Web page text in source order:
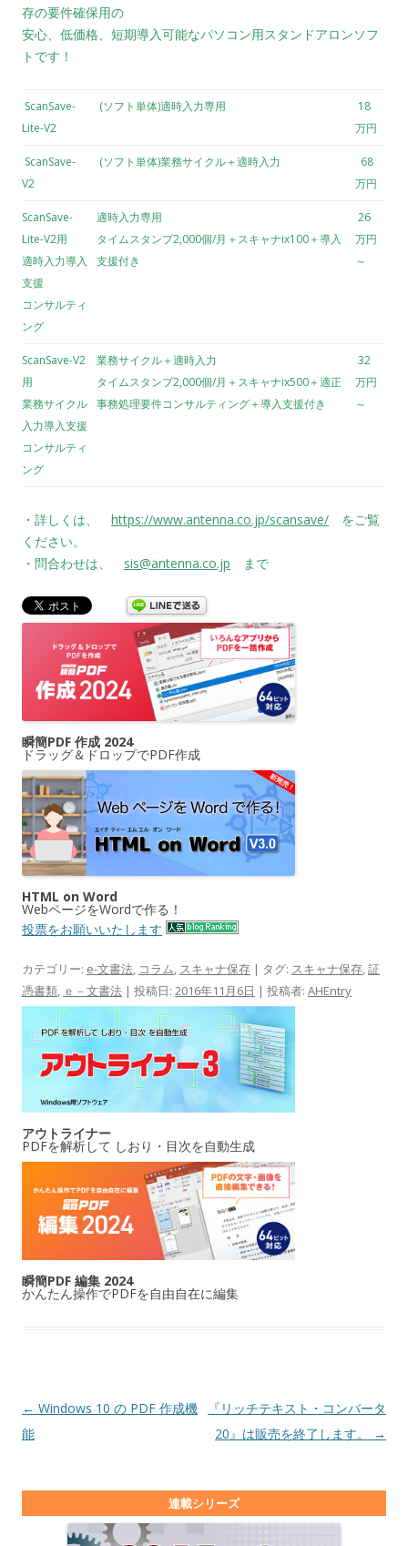
存の要件確保用の
安心、低価格、短期導入可能なパソコン用スタンドアロンソフ
トです！
ScanSave-
Lite-V2
(ソフト単体)適時入力専用
18
万円
ScanSave-
V2
(ソフト単体)業務サイクル＋適時入力
68
万円
ScanSave-
Lite-V2用
適時入力導入
支援
コンサルティ
ング
適時入力専用
タイムスタンプ2,000個/月＋スキャナix100＋導入
支援付き
26
万円
～
ScanSave-V2
用
業務サイクル
入力導入支援
コンサルティ
ング
業務サイクル＋適時入力
タイムスタンプ2,000個/月＋スキャナix500＋適正
事務処理要件コンサルティング＋導入支援付き
32
万円
～
・詳しくは、 https://www.antenna.co.jp/scansave/ をご覧
ください。
・問合わせは、 sis@antenna.co.jp まで
瞬簡PDF 作成 2024
ドラッグ＆ドロップでPDF作成
HTML on Word
WebページをWordで作る！
投票をお願いいたします
カテゴリー: e-文書法, コラム, スキャナ保存 | タグ: スキャナ保存,証
憑書類, ｅ－文書法 | 投稿日: 2016年11月6日 | 投稿者: AHEntry
アウトライナー
PDFを解析して しおり・目次を自動生成
瞬簡PDF 編集 2024
かんたん操作でPDFを自由自在に編集
投稿ナビゲーション
← Windows 10 の PDF 作成機
能
『リッチテキスト・コンバータ
20』は販売を終了します。
→
連載シリーズ